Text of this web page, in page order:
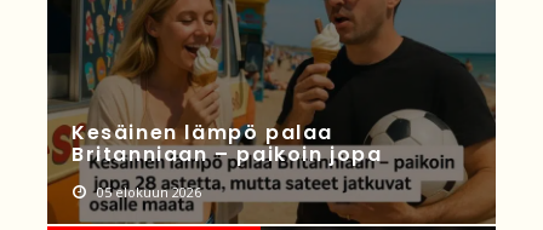
Kesäinen lämpö palaa
Britanniaan – paikoin jopa
05 elokuun 2026